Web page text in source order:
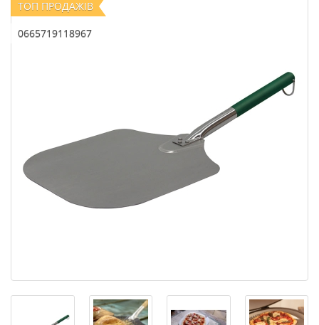
ТОП ПРОДАЖІВ
0665719118967